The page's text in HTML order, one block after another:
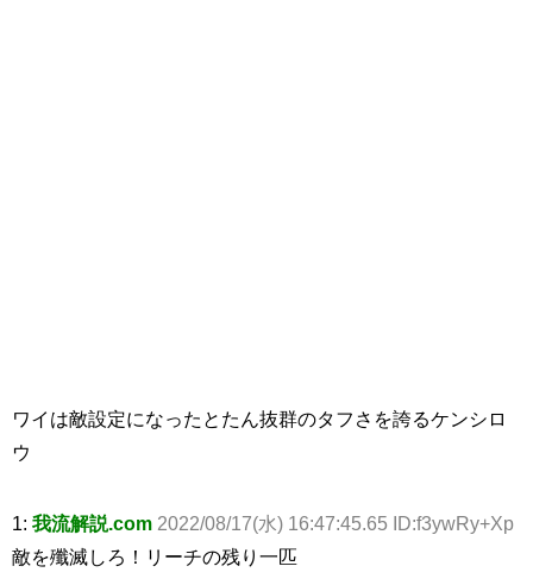
ワイは敵設定になったとたん抜群のタフさを誇るケンシロ
ウ
1: 我流解説.com 2022/08/17(水) 16:47:45.65 ID:f3ywRy+Xp
敵を殲滅しろ！リーチの残り一匹